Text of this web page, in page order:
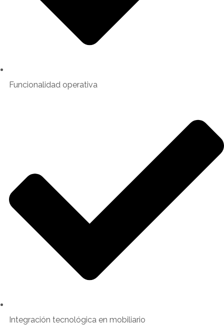
Funcionalidad operativa
Integración tecnológica en mobiliario